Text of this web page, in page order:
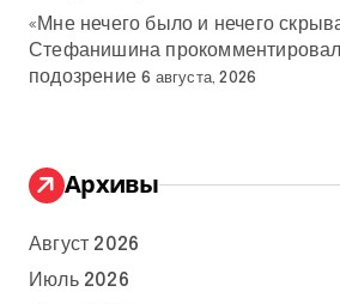
«Мне нечего было и нечего
Стефанишина
подозрение 6 августа, 2026
Архивы
Август 2026
Июль 2026